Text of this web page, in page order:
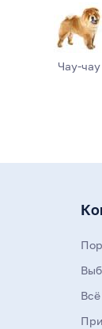
Чау-чау